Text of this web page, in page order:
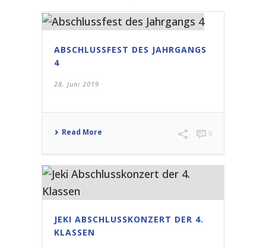
ABSCHLUSSFEST DES JAHRGANGS
4
28. Juni 2019
Read More 0
JEKI ABSCHLUSSKONZERT DER 4.
KLASSEN